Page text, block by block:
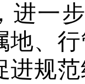
进一
地、
进规